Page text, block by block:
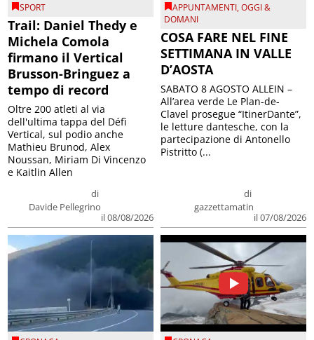
SPORT
Trail: Daniel Thedy e
Michela Comola
firmano il Vertical
Brusson-Bringuez a
tempo di record
di
Davide Pellegrino
il 08/08/2026
Oltre 200 atleti al via
dell'ultima tappa del Défì
Vertical, sul podio anche
Mathieu Brunod, Alex
Noussan, Miriam Di Vincenzo
e Kaitlin Allen
APPUNTAMENTI,OGGI &
DOMANI
COSA FARE NEL FINE
SETTIMANA IN VALLE
D’AOSTA
di
gazzettamatin
il 07/08/2026
SABATO 8 AGOSTO ALLEIN –
All’area verde Le Plan-de-
Clavel prosegue “ItinerDante”,
le letture dantesche, con la
partecipazione di Antonello
Pistritto (...